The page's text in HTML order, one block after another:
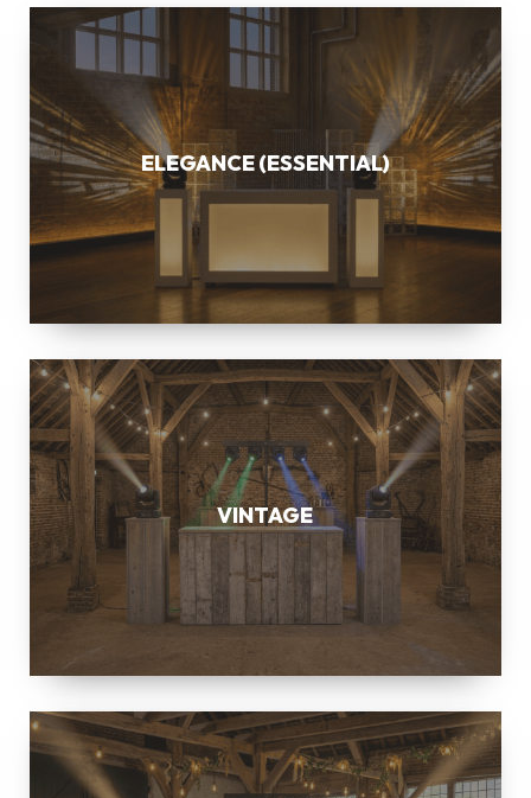
ELEGANCE (ESSENTIAL)
ELEGANCE
VINTAGE
VINTAGE
BOTANIC
BOXWOOD